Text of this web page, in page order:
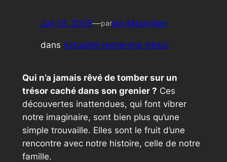
Juil 19, 2025—parIan Macmillan
dans Actualité recherche trésor
Qui n’a jamais rêvé de tomber sur un
trésor caché dans son grenier ? Ces
découvertes inattendues, qui font vibrer
notre imaginaire, sont bien plus qu’une
simple trouvaille. Elles sont le fruit d’une
rencontre avec notre histoire, celle de notre
famille.